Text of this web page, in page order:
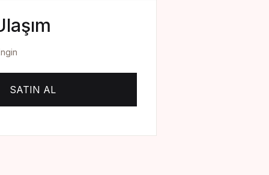
Create Account
SATIN AL